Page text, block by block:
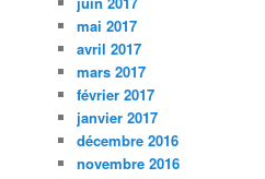
mai 2017
avril 2017
mars 2017
février 2017
janvier 2017
décembre 2016
novembre 2016